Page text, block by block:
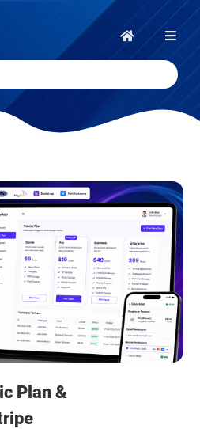
الرئيسية
Plan &